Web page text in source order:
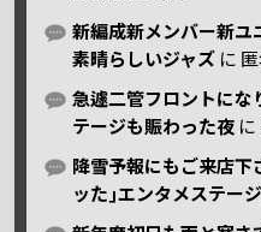
新編成新メンバー新
素晴らしいジャズ に
急遽二管フロントにな
テージも賑わった夜 に
降雪予報にもご来店下
ッた｣エンタメステージ